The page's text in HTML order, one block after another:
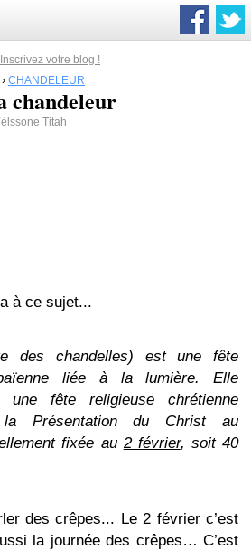
votre blog !
› CHANDELEUR
chandeleur
Titah
à ce sujet...
des chandelles) est une fête
liée à la lumière. Elle
une fête religieuse chrétienne
la Présentation du Christ au
fixée au 2 février, soit 40
des crêpes... Le 2 février c’est
la journée des crêpes… C’est